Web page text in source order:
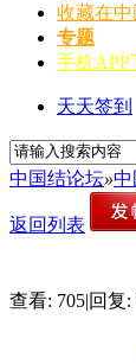
收藏在
专题
手机APP
天天签到
中国结论坛»中
返回列表
查看: 705|回复: